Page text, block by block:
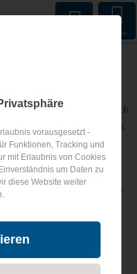
Menu
so attraktiv wie möglich
Content zu erstellen.
gut beantworten und es
extra Content auf einem
vorausgesetzt -
Funktionen, Tracking und
mit Erlaubnis von Cookies
um Daten zu
diese Website weiter